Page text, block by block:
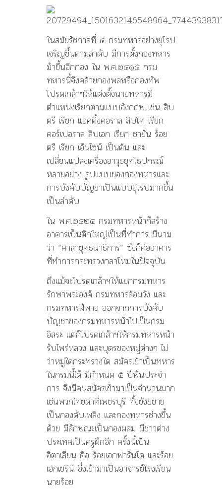
ในสมัยรัชกาลที่ ๕ กรมทหารอย่างยุโรป
เจริญขึ้นตามลำดับ มีการตั้งกองทหาร
ม้าขึ้นอีกกอง ใน พ.ศ.๒๔๑๕ กรม
ทหารนี้จึงคล้ายกองพลหรือกองทัพ
โปรดเกล้าฯให้แต่งตั้งนายทหารมี
ตำแหน่งเรียกตามแบบอังกฤษ เช่น สิบ
ตรี เรียก แอคติ้งคอราล สิบโท เรียก
คอร์เปอราล สิบเอก เรียก ซายัน ร้อย
ตรี เรียก เอ็นไซน์ เป็นต้น และ
เปลี่ยนแปลงเครื่องอาวุธยุทโธปกรณ์
หลายอย่าง รูปแบบของกองทหารและ
การบังคับบัญชาเป็นแบบยุโรปมากขึ้น
เป็นลำดับ
ใน พ.ศ.๒๔๒๔ กรมทหารหน้าก็สร้าง
อาคารเป็นตึกใหญ่เป็นที่ทำการ มีนาม
ว่า “ศาลายุทธนาธิการ” ซึ่งก็คืออาคาร
ที่ทำการกระทรวงกลาโหมในปัจจุบัน
ถึงแม้จะโปรดเกล้าฯให้แยกกรมทหาร
รักษาพระองค์ กรมทหารล้อมวัง และ
กรมทหารฝีพาย ออกจากการบังคับ
บัญชาของกรมทหารหน้าไปเป็นกรม
อิสระ แต่ก็โปรดเกล้าฯให้กรมทหารหน้า
รับไพร่หลวง และบุตรของหมู่ต่างๆ ไม่
ว่าหมู่ใดกระทรวงใด สมัครเข้าเป็นทหาร
ในกรมนี้ได้ มีกำหนด ๕ ปีพ้นประจำ
การ จึงมีคนสมัครเข้ามาเป็นจำนวนมาก
เช่นพวกไทยดำที่เพชรบุรี ทั้งยังขยาย
เป็นกองดับเพลิง และกองทหารช่างขึ้น
ด้วย มีลักษณะเป็นกองผสม มีชาวต่าง
ประเทศเป็นครูฝึกอีก ครั้งนี้เป็น
อิตาเลียน คือ ร้อยเอกฟารันโด และร้อย
เอกเยรินี ซึ่งเข้ามาเป็นอาจารย์โรงเรียน
นายร้อย